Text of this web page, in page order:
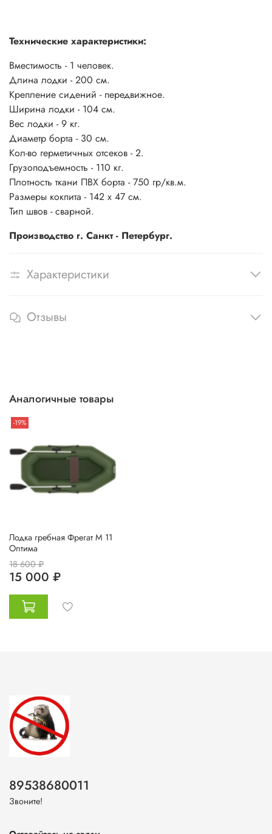
Технические характеристики:
Вместимость - 1 человек.
Длина лодки - 200 см.
Крепление сидений - передвижное.
Ширина лодки - 104 см.
Вес лодки - 9 кг.
Диаметр борта - 30 см.
Кол-во герметичных отсеков - 2.
Грузоподъемность - 110 кг.
Плотность ткани ПВХ борта - 750 гр/кв.м.
Размеры кокпита - 142 х 47 см.
Тип швов - сварной.
Производство г. Санкт - Петербург.
Характеристики
Отзывы
Аналогичные товары
-19%
Лодка гребная Фрегат М 11
Оптима
18 600 ₽
15 000 ₽
89538680011
Звоните!